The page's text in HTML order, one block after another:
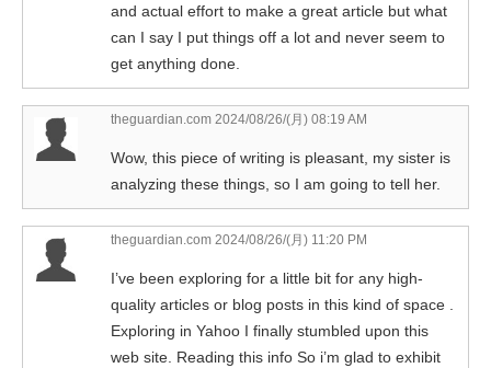
and actual effort to make a great article but what
can I say I put things off a lot and never seem to
get anything done.
theguardian.com 2024/08/26/(月) 08:19 AM
Wow, this piece of writing is pleasant, my sister is
analyzing these things, so I am going to tell her.
theguardian.com 2024/08/26/(月) 11:20 PM
I’ve been exploring for a little bit for any high-
quality articles or blog posts in this kind of space .
Exploring in Yahoo I finally stumbled upon this
web site. Reading this info So i’m glad to exhibit